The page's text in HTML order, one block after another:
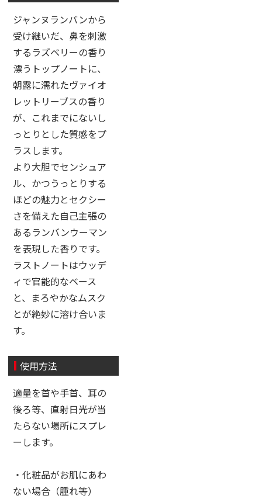
ジャンヌランバンから
受け継いだ、鼻を刺激
するラズベリーの香り
漂うトップノートに、
朝露に濡れたヴァイオ
レットリーブスの香り
が、これまでにないし
っとりとした質感をプ
ラスします。
より大胆でセンシュア
ル、かつうっとりする
ほどの魅力とセクシー
さを備えた自己主張の
あるランバンウーマン
を表現した香りです。
ラストノートはウッデ
ィで官能的なベース
と、まろやかなムスク
とが絶妙に溶け合いま
す。
使用方法
適量を首や手首、耳の
後ろ等、直射日光が当
たらない場所にスプレ
ーします。
・化粧品がお肌にあわ
ない場合（腫れ等）